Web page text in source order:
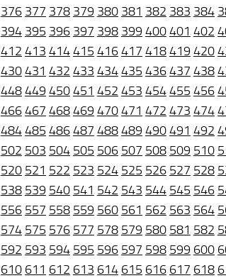
376 377 378 379 380 381 382 383 384
394 395 396 397 398 399 400401 402
412 413 414415 416417 418419 420
430431 432 433 434435 436437 438
448449 450451 452 453 454455 456
466467 468469 470471 472 473 474
484485 486487 488489 490491 492
502 503 504 505 506 507 508 509 510
520 521 522 523 524 525 526 527 528
538 539 540 541 542 543 544 545 546
556 557 558 559 560 561 562 563 564
574 575 576 577 578 579 580 581 582
592 593 594 595 596 597 598 599 600
610 611 612 613 614 615 616 617 618